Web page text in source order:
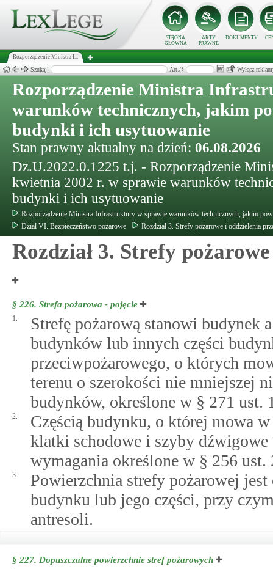
STRONA
GŁÓWNA
AKTY
PRAWNE
DOKUMENTY
Rozporządzenie Ministra I...
Szukaj: Art./§ Wyłącz
Rozporządzenie Ministra
warunków technicznych, jakim
budynki i ich usytuowanie
Stan prawny aktualny na dzień: 06.08.2026
Dz.U.2022.0.1225 t.j. - Rozporządzenie
kwietnia 2002 r. w sprawie warunków
budynki i ich usytuowanie
Rozporządzenie Ministra Infrastruktury w sprawie warunków technicznych, jakim
Dział VI. Bezpieczeństwo pożarowe
Rozdział 3. Strefy pożarowe i oddzielenia
Rozdział 3. Strefy
§ 226. Strefa pożarowa - pojęcie
1.
Strefę pożarową stanowi budynek
budynków lub innych części
przeciwpożarowego, o których
terenu o szerokości nie mniejszej
budynków, określone w § 271 ust.
2.
Częścią budynku, o której mowa
klatki schodowe i szyby
wymagania określone w § 256
3.
Powierzchnia strefy pożarowej
budynku lub jego części, przy
antresoli.
§ 227. Dopuszczalne powierzchnie stref pożarowych